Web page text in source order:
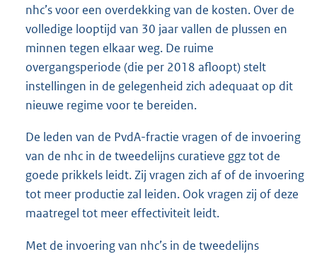
nhc’s voor een overdekking van de kosten. Over de
volledige looptijd van 30 jaar vallen de plussen en
minnen tegen elkaar weg. De ruime
overgangsperiode (die per 2018 afloopt) stelt
instellingen in de gelegenheid zich adequaat op dit
nieuwe regime voor te bereiden.
De leden van de PvdA-fractie vragen of de invoering
van de nhc in de tweedelijns curatieve ggz tot de
goede prikkels leidt. Zij vragen zich af of de invoering
tot meer productie zal leiden. Ook vragen zij of deze
maatregel tot meer effectiviteit leidt.
Met de invoering van nhc’s in de tweedelijns